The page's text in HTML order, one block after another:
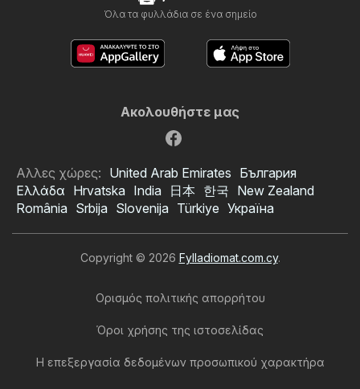
Όλα τα φυλλάδια σε ένα σημείο
Ακολουθήστε μας
Αλλες χώρες: United Arab Emirates България
Ελλάδα Hrvatska India 日本 한국 New Zealand
România Srbija Slovenija Türkiye Україна
Copyright © 2026 Fylladiomat.com.cy.
Ορισμός πολιτικής απορρήτου
Όροι χρήσης της ιστοσελίδας
Η επεξεργασία δεδομένων προσωπικού χαρακτήρα